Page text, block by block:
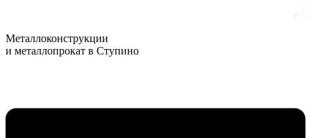
Металлоконструкции
и металлопрокат в Ступино